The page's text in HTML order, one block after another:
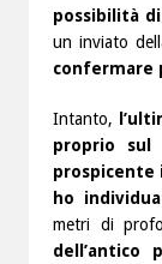
possibilità
un inviato
confermare
Intanto,
proprio sul
prospicente
ho
metri di
dell’antico